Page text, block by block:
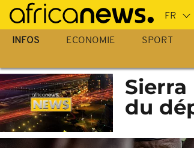
Passer
au
contenu
INFOS ECONOMIE SPORT
Sierra
du